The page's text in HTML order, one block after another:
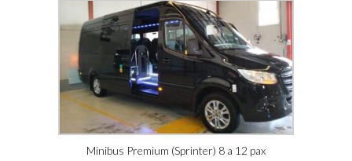
Minibus Premium (Sprinter) 8 a 12 pax